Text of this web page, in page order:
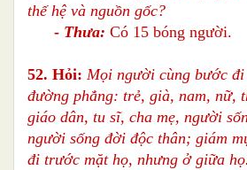
thế hệ và nguồn gốc?
- Thưa: Có 15 bóng người.
52. Hỏi: Mọi người cùng bước
đường phẳng: trẻ, già, nam, nữ,
giáo dân, tu sĩ, cha mẹ, người
người sống đời độc thân; giám
đi trước mặt họ, nhưng ở giữa